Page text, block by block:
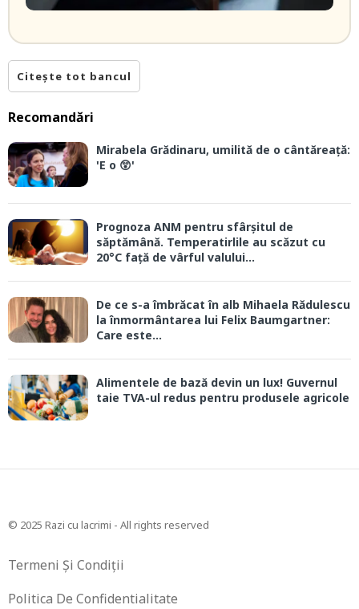
Citește tot bancul
Recomandări
Mirabela Grădinaru, umilită de o cântăreață:
'E o 😲'
Prognoza ANM pentru sfârșitul de
săptămână. Temperatirlile au scăzut cu
20°C față de vârful valului...
De ce s-a îmbrăcat în alb Mihaela Rădulescu
la înmormântarea lui Felix Baumgartner:
Care este...
Alimentele de bază devin un lux! Guvernul
taie TVA-ul redus pentru produsele agricole
© 2025 Razi cu lacrimi - All rights reserved
Termeni Și Condiții
Politica De Confidentialitate